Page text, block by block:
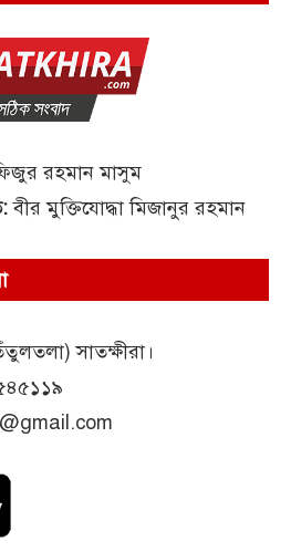
রহমান মাসুম
বীর মুক্তিযোদ্ধা মিজানুর রহমান
সাতক্ষীরা।